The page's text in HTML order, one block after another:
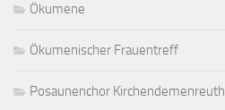
Ökumene
Ökumenischer Frauentreff
Posaunenchor Kirchendemenreuth